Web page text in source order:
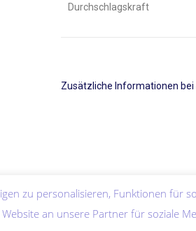
Durchschlagskraft
Zusätzliche Informationen bei
zu personalisieren, Funktionen
an unsere Partner für soziale